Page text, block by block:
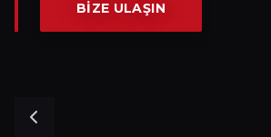
BIZE ULAŞIN